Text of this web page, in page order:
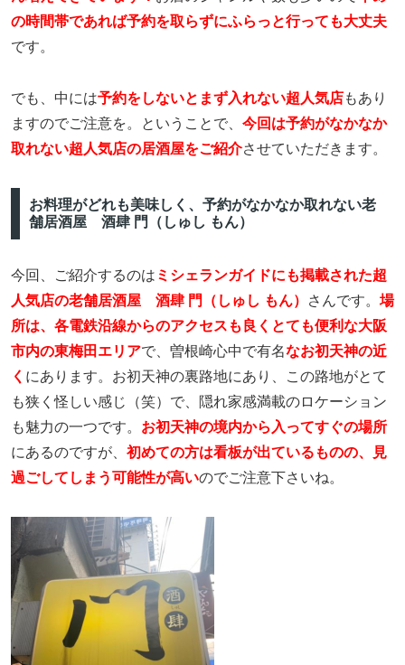
の時間帯であれば予約を取らずにふらっと行っても大丈夫
です。
でも、中には予約をしないとまず入れない超人気店もあり
ますのでご注意を。ということで、 今回は予約がなかなか
取れない超人気店の居酒屋をご紹介させていただきます。
お料理がどれも美味しく、予約がなかなか取れない老
舗居酒屋 酒肆 門（しゅし もん）
今回、ご紹介するのは ミシェランガイドにも掲載された超
人気店の老舗居酒屋 酒肆 門（しゅし もん）
さんです。 場
所は、各電鉄沿線からのアクセスも良くとても便利な大阪
市内の東梅田エリアで、曽根崎心中で有名なお初天神の近
く にあります。お初天神の裏路地にあり、この路地がとて
も狭く怪しい感じ（笑）で、隠れ家感満載のロケーション
も魅力の一つです。 お初天神の境内から入ってすぐの場所
にあるのですが、 初めての方は看板が出ているものの、見
過ごしてしまう可能性が高いのでご注意下さいね。